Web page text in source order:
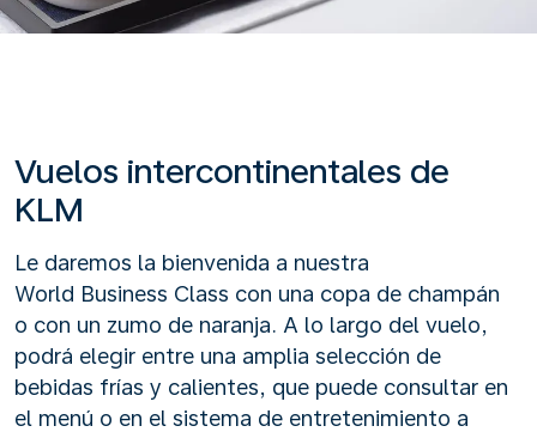
Vuelos intercontinentales de
KLM
Le daremos la bienvenida a nuestra
World Business Class con una copa de champán
o con un zumo de naranja. A lo largo del vuelo,
podrá elegir entre una amplia selección de
bebidas frías y calientes, que puede consultar en
el menú o en el sistema de entretenimiento a